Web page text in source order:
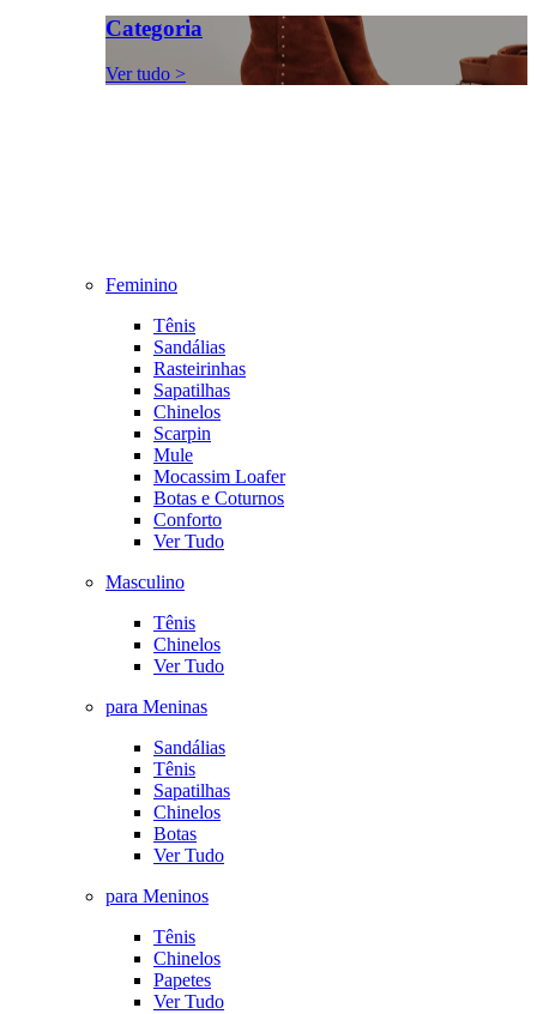
Categoria
Ver tudo >
Feminino
Tênis
Sandálias
Rasteirinhas
Sapatilhas
Chinelos
Scarpin
Mule
Mocassim Loafer
Botas e Coturnos
Conforto
Ver Tudo
Masculino
Tênis
Chinelos
Ver Tudo
para Meninas
Sandálias
Tênis
Sapatilhas
Chinelos
Botas
Ver Tudo
para Meninos
Tênis
Chinelos
Papetes
Ver Tudo